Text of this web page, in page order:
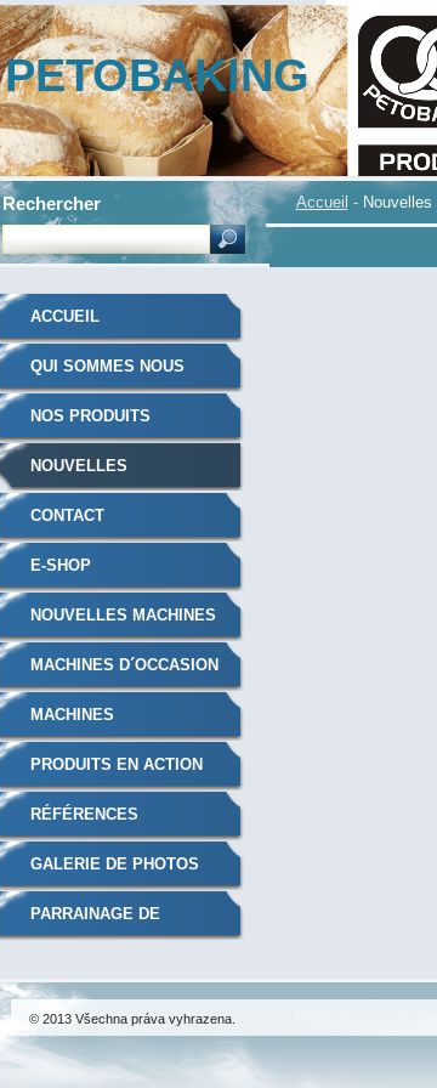
PETOBAKING
Accueil - Nouvelles
ACCUEIL
QUI SOMMES NOUS
NOS PRODUITS
NOUVELLES
CONTACT
E-SHOP
NOUVELLES MACHINES
MACHINES D´OCCASION
MACHINES
RECONDITIONNÉES
PRODUITS EN ACTION
RÉFÉRENCES
GALERIE DE PHOTOS
PARRAINAGE DE
SPORTIVES
Rechercher
© 2013 Všechna práva vyhrazena.